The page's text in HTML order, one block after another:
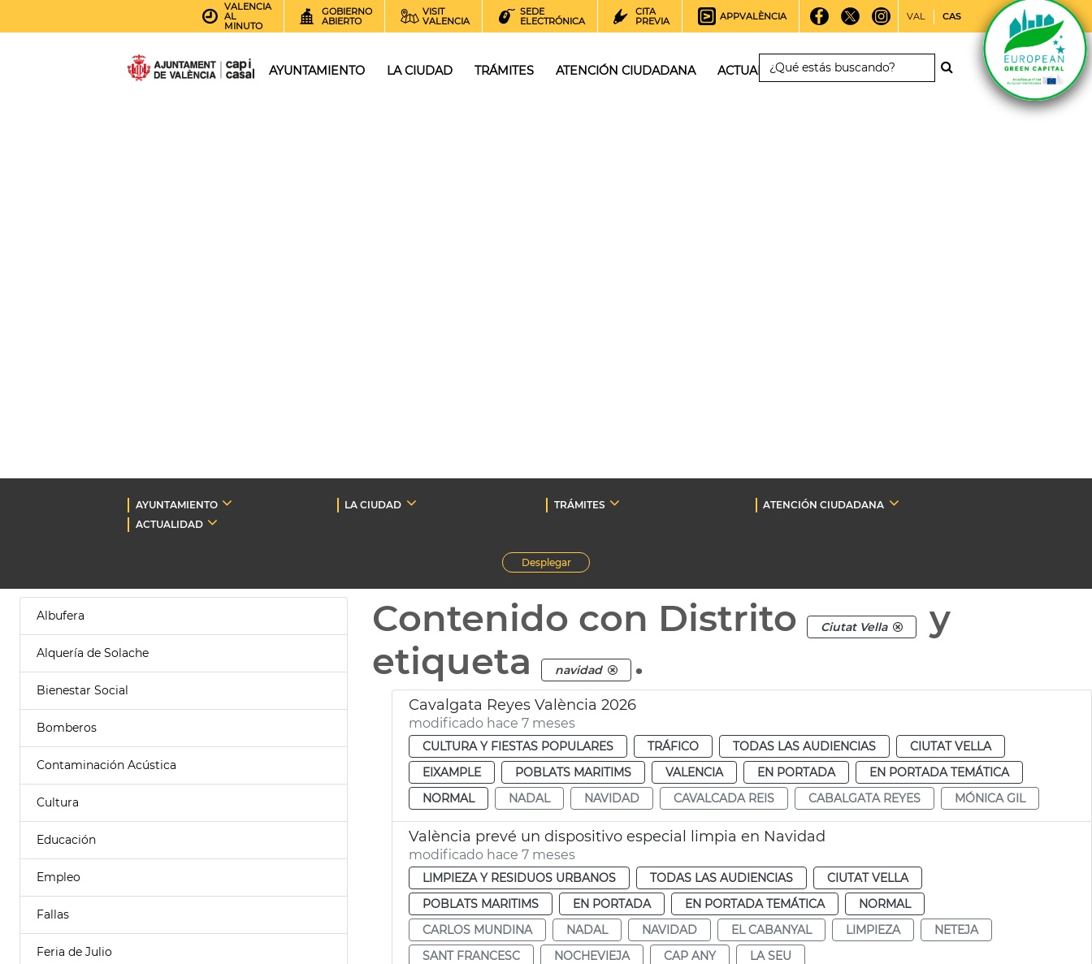
VALENCIA
AL
MINUTO
GOBIERNO
ABIERTO
VISIT
VALENCIA
SEDE
ELECTRÓNICA
CITA
PREVIA
APPVALÈNCIA VAL CAS
AYUNTAMIENTO LA CIUDAD TRÁMITES ATENCIÓN CIUDADANA ACTUALIDAD
AYUNTAMIENTO LA CIUDAD TRÁMITES
ATENCIÓN CIUDADANA
ACTUALIDAD
Desplegar
Albufera
Alquería de Solache
Bienestar Social
Bomberos
Contaminación Acústica
Cultura
Educación
Empleo
Fallas
Feria de Julio
Contenido con Distrito Ciutat Vella
y
etiqueta
navidad .
Cavalgata Reyes València 2026
modificado hace 7 meses
CULTURA Y FIESTAS POPULARES TRÁFICO TODAS LAS AUDIENCIAS
CIUTAT VELLA
EIXAMPLE
POBLATS MARITIMS VALENCIA EN PORTADA
EN PORTADA TEMÁTICA
NORMAL
NADAL NAVIDAD CAVALCADA REIS CABALGATA REYES MÓNICA GIL
València prevé un dispositivo especial limpia en Navidad
modificado hace 7 meses
LIMPIEZA Y RESIDUOS URBANOS TODAS LAS AUDIENCIAS
CIUTAT VELLA
POBLATS MARITIMS
EN PORTADA EN PORTADA TEMÁTICA
NORMAL
CARLOS MUNDINA
NADAL NAVIDAD EL CABANYAL LIMPIEZA
NETEJA
SANT FRANCESC
NOCHEVIEJA CAP ANY LA SEU